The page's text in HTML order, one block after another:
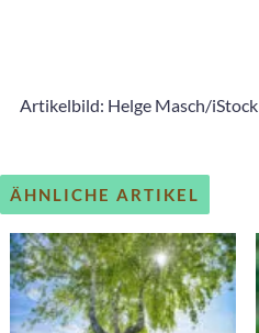
Artikelbild: Helge Masch/iStock
ÄHNLICHE ARTIKEL